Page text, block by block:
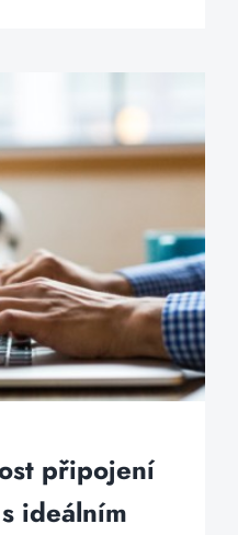
připojení
ideálním